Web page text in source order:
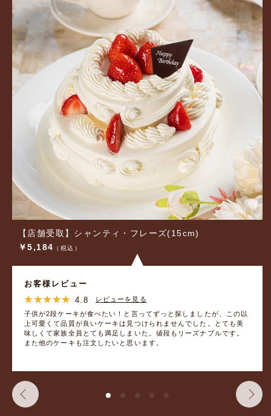
【店舗受取】シャンティ・フレーズ(15cm)
￥5,184
（税込）
お客様レビュー
4.8
レビューを見る
子供が2段ケーキが食べたい！と言ってずっと探しましたが、この以
上可愛くて品質が良いケーキは見つけられませんでした。とても美
味しくて家族全員とても満足しまいた。値段もリーズナブルです。
また他のケーキも注文したいと思います。